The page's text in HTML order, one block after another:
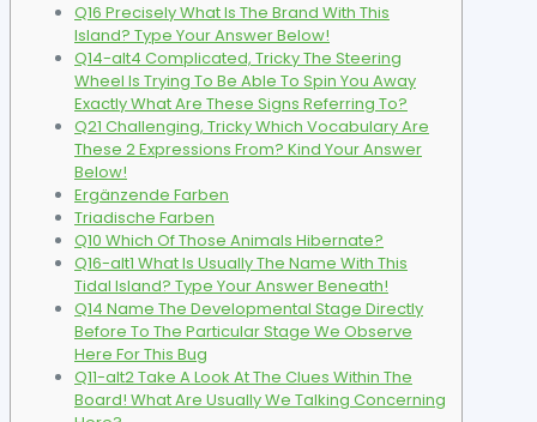
Q16 Precisely What Is The Brand With This
Island? Type Your Answer Below!
Q14-alt4 Complicated, Tricky The Steering
Wheel Is Trying To Be Able To Spin You Away
Exactly What Are These Signs Referring To?
Q21 Challenging, Tricky Which Vocabulary Are
These 2 Expressions From? Kind Your Answer
Below!
Ergänzende Farben
Triadische Farben
Q10 Which Of Those Animals Hibernate?
Q16-alt1 What Is Usually The Name With This
Tidal Island? Type Your Answer Beneath!
Q14 Name The Developmental Stage Directly
Before To The Particular Stage We Observe
Here For This Bug
Q11-alt2 Take A Look At The Clues Within The
Board! What Are Usually We Talking Concerning